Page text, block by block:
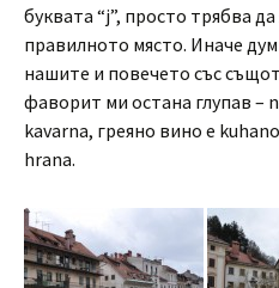
буквата “j”, просто трябва
правилното място. Иначе
нашите и повечето със
фаворит ми остана глупав –
kavarna, греяно вино е
hrana.